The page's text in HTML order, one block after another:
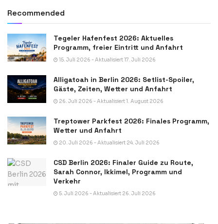
Recommended
Tegeler Hafenfest 2026: Aktuelles
Programm, freier Eintritt und Anfahrt
15. Juli 2026 - Aktualisiert 17. Juli 2026
Alligatoah in Berlin 2026: Setlist-Spoiler,
Gäste, Zeiten, Wetter und Anfahrt
26. Juli 2026 - Aktualisiert 1. August 2026
Treptower Parkfest 2026: Finales Programm,
Wetter und Anfahrt
20. Juli 2026 - Aktualisiert 24. Juli 2026
CSD Berlin 2026: Finaler Guide zu Route,
Sarah Connor, Ikkimel, Programm und
Verkehr
5. Juli 2026 - Aktualisiert 26. Juli 2026